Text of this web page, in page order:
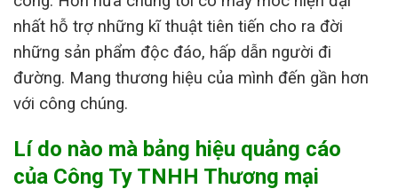
nhất hỗ trợ những kĩ thuật tiên tiến cho ra đời
những sản phẩm độc đáo, hấp dẫn người đi
đường. Mang thương hiệu của mình đến gần hơn
với công chúng.
Lí do nào mà bảng hiệu quảng cáo
của Công Ty TNHH Thương mại